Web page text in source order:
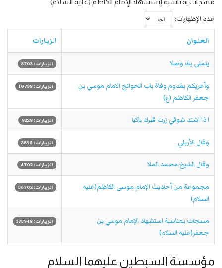
مسجات بمناسبة إستشهادالإمام الكاظم (عليه السلام)
عدد الإظهارات:
العنوان الزيارات
يتمنى بك وصلا الزيارات: 3703
وأعزيكم بقدوم وفاة باب الحوائج الامام موسي بن
جعفر الكاظم (ع)
الزيارات: 10738
ا ذا اشتد شوقي زرت قبرك باكيا الزيارات: 9228
وقال الأربلي الزيارات: 3850
وقال الشيخ محمد الملا الزيارات: 4702
مجموعة من أحاديث الإمام موسى الکاظم(عليه
السلام)
الزيارات: 36702
مسجات بمناسبة استشهاد الإمام موسي بن
جعفر(عليه السلام)
الزيارات: 173948
مؤسسة السبطين عليهما السلام